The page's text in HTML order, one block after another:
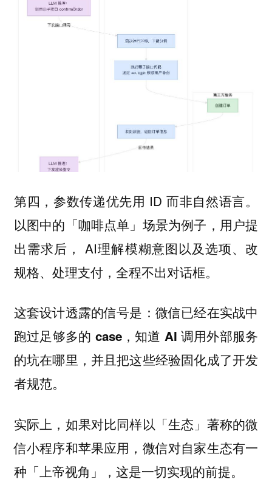
第四，参数传递优先用 ID 而非自然语言。
以图中的「咖啡点单」场景为例子，用户提
出需求后， AI理解模糊意图以及选项、改
规格、处理支付，全程不出对话框。
这套设计透露的信号是： 微信已经在实战中
跑过足够多的 case，知道 AI 调用外部服务
的坑在哪里，并且把这些经验固化成了开发
者规范。
实际上，如果对比同样以「生态」著称的微
信小程序和苹果应用，微信对自家生态有一
种「上帝视角」，这是一切实现的前提。